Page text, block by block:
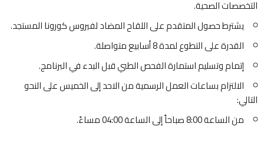
التخصصات الصحية.
يشترط حصول المتقدم على اللقاح المضاد لفيروس كورونا المستجد.
القدرة على التطوع لمدة 8 أسابيع متواصلة.
إتمام وتسليم استمارة الفحص الطبي قبل البدء في البرنامج.
الالتزام بساعات العمل الرسمية من الاحد إلى الخميس على النحو
التالي:
من الساعة 8:00 صباحاً إلى الساعة 04:00 مساءً.